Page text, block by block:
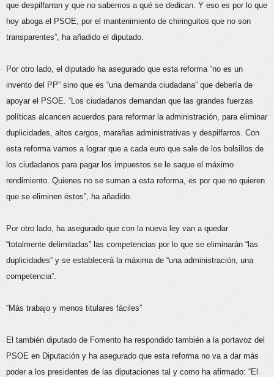
que despilfarran y que no sabemos a qué se dedican. Y eso es por lo que
hoy aboga el PSOE, por el mantenimiento de chiringuitos que no son
transparentes”, ha añadido el diputado.
Por otro lado, el diputado ha asegurado que esta reforma “no es un
invento del PP” sino que es “una demanda ciudadana” que debería de
apoyar el PSOE. “Los ciudadanos demandan que las grandes fuerzas
políticas alcancen acuerdos para reformar la administración, para eliminar
duplicidades, altos cargos, marañas administrativas y despilfarros. Con
esta reforma vamos a lograr que a cada euro que sale de los bolsillos de
los ciudadanos para pagar los impuestos se le saque el máximo
rendimiento. Quienes no se suman a esta reforma, es por que no quieren
que se eliminen éstos”, ha añadido.
Por otro lado, ha asegurado que con la nueva ley van a quedar
“totalmente delimitadas” las competencias por lo que se eliminarán “las
duplicidades” y se establecerá la máxima de “una administración, una
competencia”.
“Más trabajo y menos titulares fáciles”
El también diputado de Fomento ha respondido también a la portavoz del
PSOE en Diputación y ha asegurado que esta reforma no va a dar más
poder a los presidentes de las diputaciones tal y como ha afirmado: “El